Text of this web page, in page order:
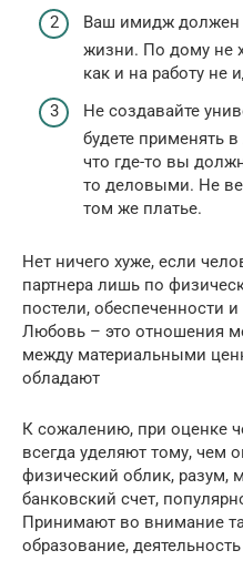
Ваш имидж должен
жизни. По дому не
как и на работу не
Не создавайте
будете применять
что где-то вы
то деловыми. Не
том же платье.
Нет ничего хуже, если
партнера лишь по
постели, обеспеченности
Любовь – это отношения
между материальными
обладают
К сожалению, при оценке
всегда уделяют тому, чем
физический облик, разум,
банковский счет,
Принимают во внимание
образование,